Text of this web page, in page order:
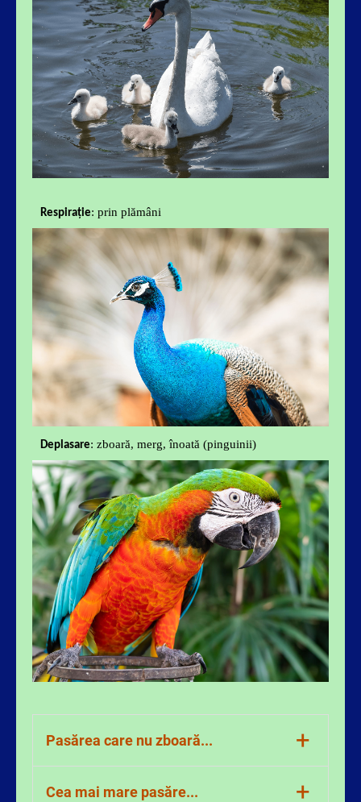
Respirație: prin plămâni
Deplasare: zboară, merg, înoată (pinguinii)
Pasărea care nu zboară... +
Pinguinul – pasărea care nu
Cea mai mare pasăre... +